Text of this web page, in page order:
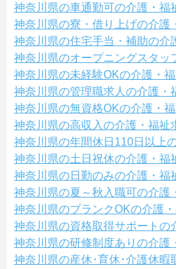
神奈川県の車通勤可の介護・福
神奈川県の寮・借り上げの介護
神奈川県の住宅手当・補助の介
神奈川県のオープニングスタッ
神奈川県の未経験OKの介護・福
神奈川県の管理職求人の介護・
神奈川県の無資格OKの介護・福
神奈川県の高収入の介護・福祉
神奈川県の年間休日110日以上
神奈川県の土日祝休の介護・福
神奈川県の日勤のみの介護・福
神奈川県の夏～秋入職可の介護
神奈川県のブランクOKの介護・
神奈川県の資格取得サポートの
神奈川県の研修制度ありの介護
神奈川県の産休･育休･介護休暇